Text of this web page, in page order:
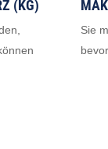
(KG)
Sie